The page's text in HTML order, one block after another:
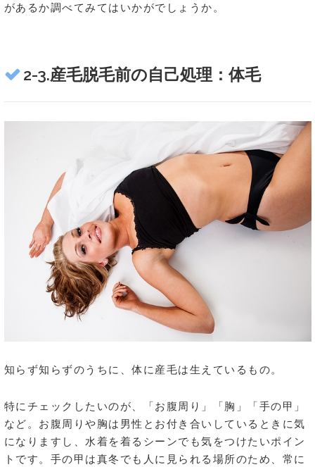
があるか調べてみてはいかがでしょうか。
2-3.産毛脱毛前の自己処理：体毛
知らず知らずのうちに、体に産毛は生えているもの。
特にチェックしたいのが、「お腹周り」「胸」「手の甲」
など。お腹周りや胸は男性とお付き合いしているときに気
になりますし、水着を着るシーンでも気をつけたいポイン
トです。手の甲は真冬でも人に見られる場所のため、常に